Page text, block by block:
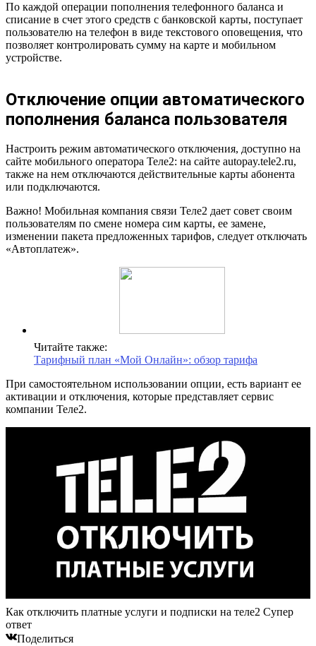
По каждой операции пополнения телефонного баланса и
списание в счет этого средств с банковской карты, поступает
пользователю на телефон в виде текстового оповещения, что
позволяет контролировать сумму на карте и мобильном
устройстве.
Отключение опции автоматического
пополнения баланса пользователя
Настроить режим автоматического отключения, доступно на
сайте мобильного оператора Теле2: на сайте autopay.tele2.ru,
также на нем отключаются действительные карты абонента
или подключаются.
Важно! Мобильная компания связи Теле2 дает совет своим
пользователям по смене номера сим карты, ее замене,
изменении пакета предложенных тарифов, следует отключать
«Автоплатеж».
Читайте также:
Тарифный план «Мой Онлайн»: обзор тарифа
При самостоятельном использовании опции, есть вариант ее
активации и отключения, которые представляет сервис
компании Теле2.
Как отключить платные услуги и подписки на теле2 Супер
ответ
Поделиться